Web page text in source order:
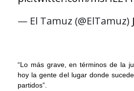
— El Tamuz (@ElTamuz)
“Lo más grave, en términos de la
hoy la gente del lugar donde
partidos”.